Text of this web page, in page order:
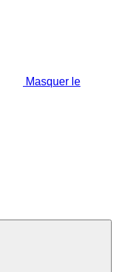
Masquer le